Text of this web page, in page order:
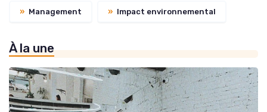
» Management » Impact environnemental
À la une